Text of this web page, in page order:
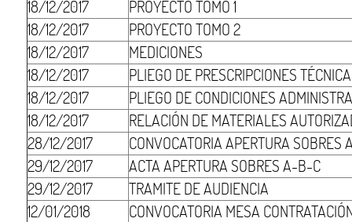
18/12/2017
PROYECTO TOMO 1
18/12/2017
PROYECTO TOMO 2
18/12/2017
MEDICIONES
18/12/2017
PLIEGO DE PRESCRIPCIONES
18/12/2017
PLIEGO DE CONDICIONES
18/12/2017
RELACIÓN DE MATERIALES
28/12/2017
CONVOCATORIA APERTURA SOBRES
29/12/2017
ACTA APERTURA SOBRES A-B-C
29/12/2017
TRAMITE DE AUDIENCIA
12/01/2018
CONVOCATORIA MESA